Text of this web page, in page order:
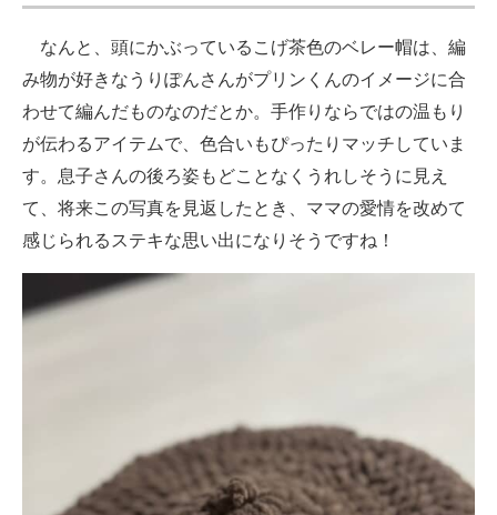
なんと、頭にかぶっているこげ茶色のベレー帽は、編
み物が好きなうりぽんさんがプリンくんのイメージに合
わせて編んだものなのだとか。手作りならではの温もり
が伝わるアイテムで、色合いもぴったりマッチしていま
す。息子さんの後ろ姿もどことなくうれしそうに見え
て、将来この写真を見返したとき、ママの愛情を改めて
感じられるステキな思い出になりそうですね！